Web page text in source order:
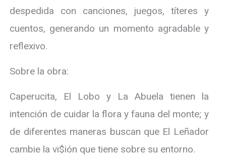
despedida con canciones, juegos, títeres y
cuentos, generando un momento agradable y
reflexivo.
Sobre la obra:
Caperucita, El Lobo y La Abuela tienen la
intención de cuidar la flora y fauna del monte; y
de diferentes maneras buscan que El Leñador
cambie la vi$ión que tiene sobre su entorno.